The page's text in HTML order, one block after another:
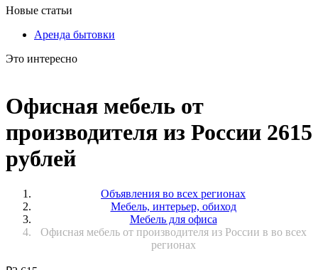
Новые статьи
Аренда бытовки
Это интересно
Офисная мебель от
производителя из России 2615
рублей
Объявления во всех регионах
Мебель, интерьер, обиход
Мебель для офиса
Офисная мебель от производителя из России в во всех
регионах